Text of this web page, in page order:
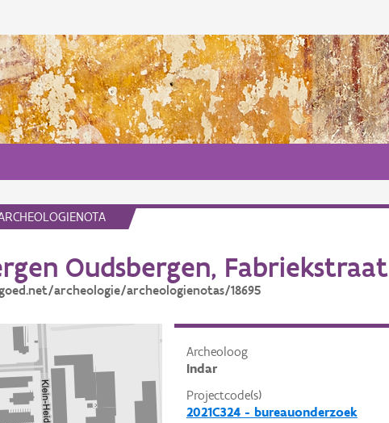
Oudsbergen, Fabriekstraat
archeologie/archeologienotas/18695
Archeoloog
Indar
Projectcode(s)
2021C324 - bureauonderzoek